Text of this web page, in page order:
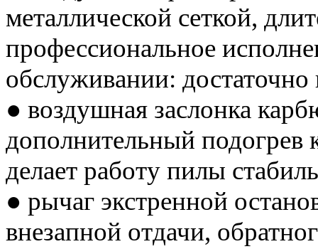
металлической сеткой,
профессиональное
обслуживании:
● воздушная заслонка
дополнительный подогрев
делает работу пилы
● рычаг экстренной
внезапной отдачи,